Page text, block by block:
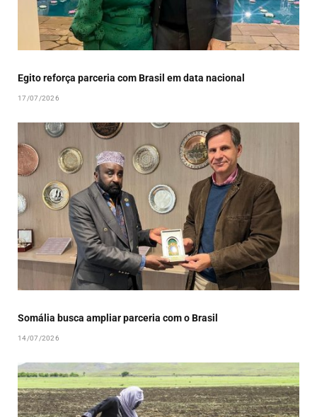
Egito reforça parceria com Brasil em data nacional
17/07/2026
Somália busca ampliar parceria com o Brasil
14/07/2026